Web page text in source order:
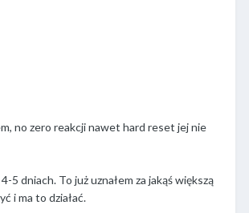
no zero reakcji nawet hard reset jej nie
dniach. To już uznałem za jakąś większą
i ma to działać.